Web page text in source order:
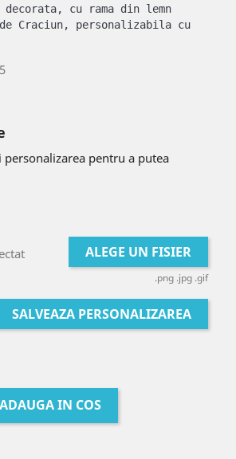
cu rama din lemn
Craciun, personalizabila cu
personalizarea pentru a putea
ALEGE UN FISIER
.png .jpg .gif
SALVEAZA PERSONALIZAREA
ADAUGA IN COS